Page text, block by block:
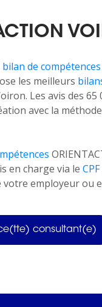
bilan de compétences
les meilleurs
Les avis des
avec la
en charge via le CPF
votre employeur ou
consultant(e)